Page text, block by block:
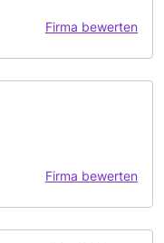
Firma bewerten
Firma bewerten